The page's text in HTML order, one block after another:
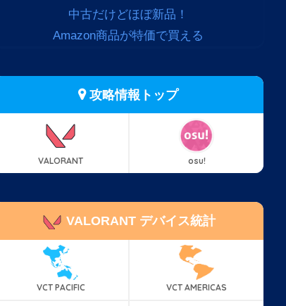
中古だけどほぼ新品！
Amazon商品が特価で買える
攻略情報トップ
VALORANT osu!
VALORANT デバイス統計
VCT PACIFIC VCT AMERICAS